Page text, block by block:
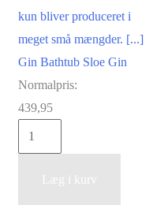
kun bliver produceret i
meget små mængder. [...]
Gin Bathtub Sloe Gin
Normalpris:
439,95
Gin
Bathtub
Læg i kurv